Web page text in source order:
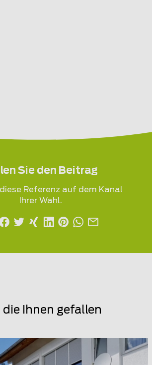
Sie den Beitrag
Referenz auf dem Kanal
Ihrer Wahl.
die Ihnen gefallen